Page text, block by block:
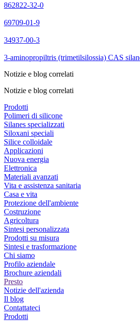
862822-32-0
69709-01-9
34937-00-3
3-aminopropiltris (trimetilsilossia) CAS
Notizie e blog correlati
Notizie e blog correlati
Prodotti
Polimeri di silicone
Silanes specializzati
Siloxani speciali
Silice colloidale
Applicazioni
Nuova energia
Elettronica
Materiali avanzati
Vita e assistenza sanitaria
Casa e vita
Protezione dell'ambiente
Costruzione
Agricoltura
Sintesi personalizzata
Prodotti su misura
Sintesi e trasformazione
Chi siamo
Profilo aziendale
Brochure aziendali
Presto
Notizie dell'azienda
Il blog
Contattateci
Prodotti